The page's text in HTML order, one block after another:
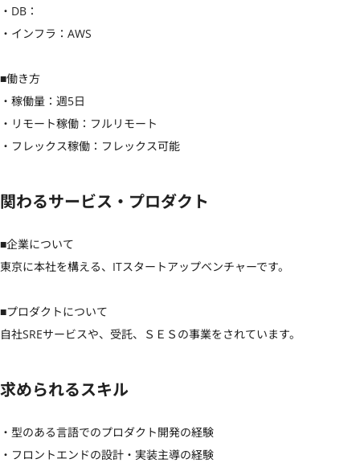
・DB：
・インフラ：AWS
■働き方
・稼働量：週5日
・リモート稼働：フルリモート
・フレックス稼働：フレックス可能
関わるサービス・プロダクト
■企業について
東京に本社を構える、ITスタートアップベンチャーです。
■プロダクトについて
自社SREサービスや、受託、ＳＥＳの事業をされています。
求められるスキル
・型のある言語でのプロダクト開発の経験
・フロントエンドの設計・実装主導の経験